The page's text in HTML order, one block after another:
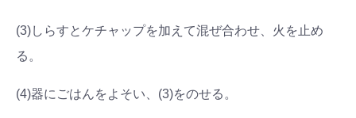
(3)しらすとケチャップを加えて混ぜ合わせ、火を止め
る。
(4)器にごはんをよそい、(3)をのせる。